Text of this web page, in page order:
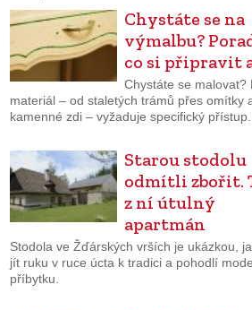
Chystáte se na
výmalbu?
co si připravit
Chystáte se malovat?
materiál – od staletých trámů přes omítky
kamenné zdi – vyžaduje specifický přístup.
Starou stodolu
odmítli zbořit.
z ní útulný
apartmán
Stodola ve Žďárských vrších je ukázkou,
jít ruku v ruce úcta k tradici a pohodlí
příbytku.